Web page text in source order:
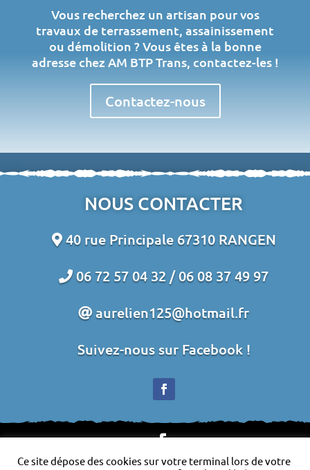
Vous recherchez un artisan pour vos
travaux de terrassement, assainissement
ou démolition ? Vous êtes à la bonne
adresse chez AM BTP Trans, contactez-les !
Contactez-nous
NOUS CONTACTER
40 rue Principale 67310 RANGEN
06 72 57 04 32 /06 08 37 49 97
aurelien125@hotmail.fr
Suivez-nous sur Facebook !
Plan du site-Mentions légales-Politique de
Ce site dépose des cookies sur votre terminal lors de votre